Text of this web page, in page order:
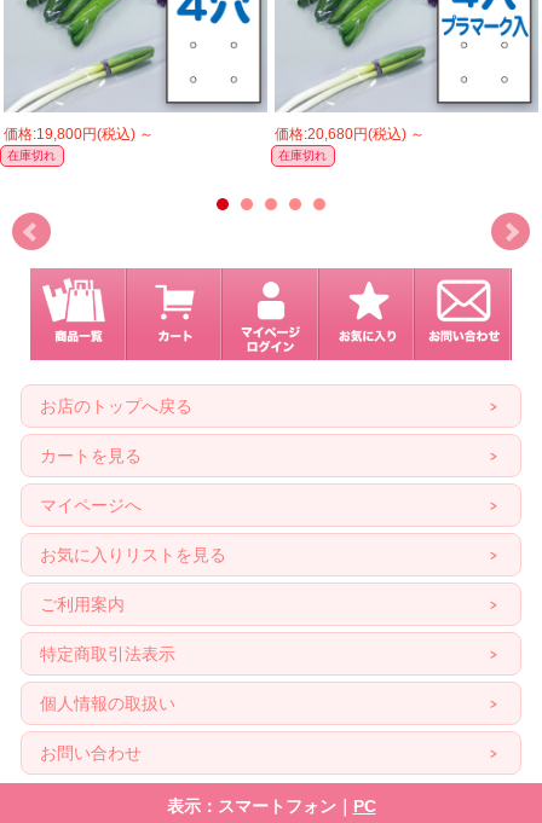
価格:19,800円(税込) ～
在庫切れ
価格:20,680円(税込) ～
在庫切れ
お店のトップへ戻る
カートを見る
マイページへ
お気に入りリストを見る
ご利用案内
特定商取引法表示
個人情報の取扱い
お問い合わせ
表示：スマートフォン｜ PC